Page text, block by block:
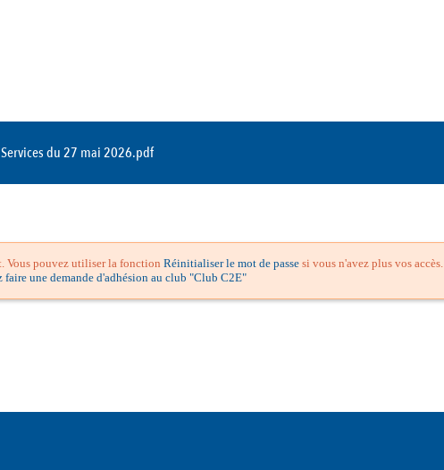
du 27 mai 2026.pdf
Vous pouvez utiliser la fonction Réinitialiser le mot de passe si vous n'avez plus vos accès.
faire une demande d'adhésion au club "Club C2E"